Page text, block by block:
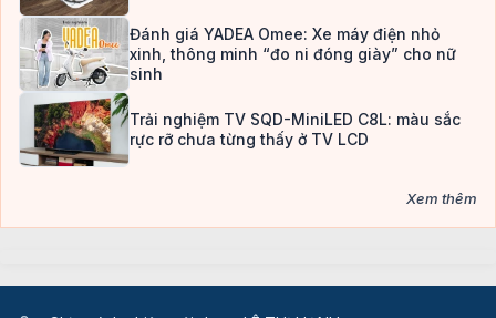
Đánh giá YADEA Omee: Xe máy điện nhỏ
xinh, thông minh “đo ni đóng giày” cho nữ
sinh
Trải nghiệm TV SQD-MiniLED C8L: màu sắc
rực rỡ chưa từng thấy ở TV LCD
Xem thêm